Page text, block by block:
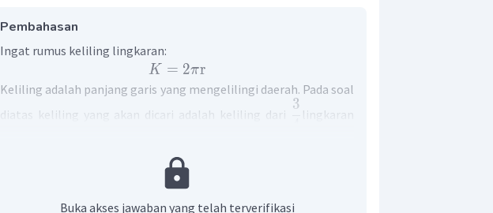
Pembahasan
Ingat rumus keliling lingkaran:
K = 2πr
Keliling adalah panjang garis yang mengelilingi daerah. Pada soal
diatas keliling yang akan dicari adalah keliling dari
3
lingkaran
lingkaran yang diarsir dengan diketahui
21 cm
3
Buka akses jawaban yang telah terverifikasi